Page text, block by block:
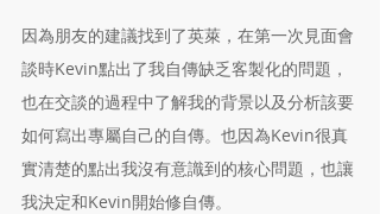
因為朋友的建議找到了英萊，在第一次見面會
談時Kevin點出了我自傳缺乏客製化的問題，
也在交談的過程中了解我的背景以及分析該要
如何寫出專屬自己的自傳。也因為Kevin很真
實清楚的點出我沒有意識到的核心問題，也讓
我決定和Kevin開始修自傳。​